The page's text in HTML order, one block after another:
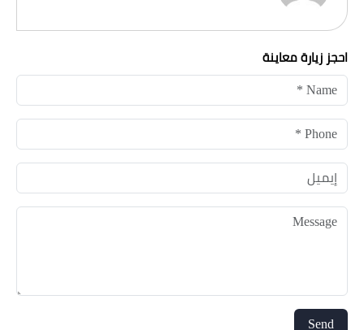
احجز زيارة معاينة